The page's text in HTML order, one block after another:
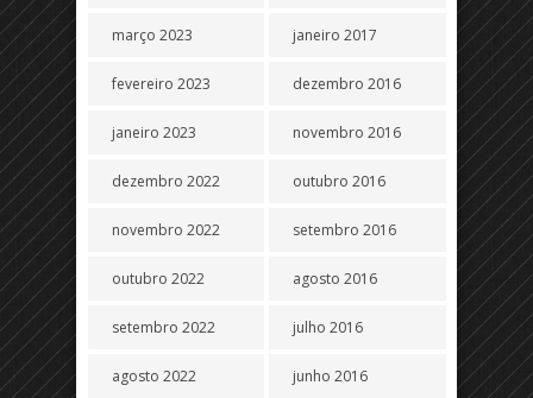
março 2023
fevereiro 2023
janeiro 2023
dezembro 2022
novembro 2022
outubro 2022
setembro 2022
agosto 2022
janeiro 2017
dezembro 2016
novembro 2016
outubro 2016
setembro 2016
agosto 2016
julho 2016
junho 2016